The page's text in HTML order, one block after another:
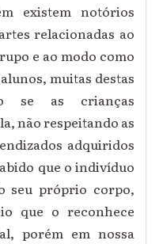
existem notórios
relacionadas ao
e ao modo como
muitas destas
se as crianças
não respeitando as
adquiridos
que o indivíduo
seu próprio corpo,
que o reconhece
porém em nossa